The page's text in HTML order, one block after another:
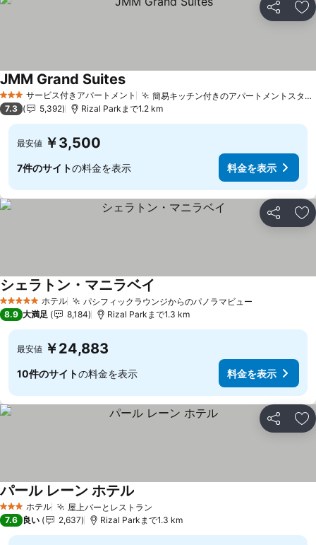
シェア お
3 ホテルのランク
サービス付きアパートメント 簡易キッチン付きのアパートメントスタイルの滞在
JMM Grand Suites
7.3 5,392 Rizal Parkまで1.2 km
最安値 ￥3,500
7件のサイトの料金を表示 料金を表示
シェア お
5 ホテルのランク
ホテル パシフィックラウンジからのパノラマビュー
シェラトン・マニラベイ
8.9 大満足 8,184 Rizal Parkまで1.3 km
最安値 ￥24,883
10件のサイトの料金を表示 料金を表示
シェア お
3 ホテルのランク
ホテル 屋上バーとレストラン
パール レーン ホテル
7.6 良い 2,637 Rizal Parkまで1.3 km